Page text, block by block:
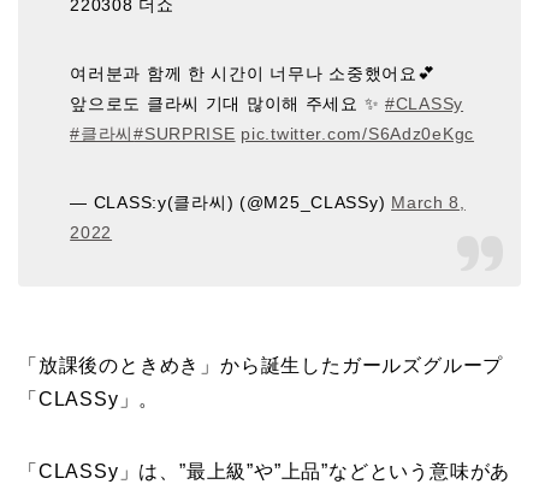
220308 더쇼
여러분과 함께 한 시간이 너무나 소중했어요💕
앞으로도 클라씨 기대 많이해 주세요 ✨#CLASSy
#클라씨#SURPRISE pic.twitter.com/S6Adz0eKgc
— CLASS:y(클라씨) (@M25_CLASSy) March 8,
2022
「放課後のときめき」から誕生したガールズグループ
「CLASSy」。
「CLASSy」は、”最上級”や”上品”などという意味があ